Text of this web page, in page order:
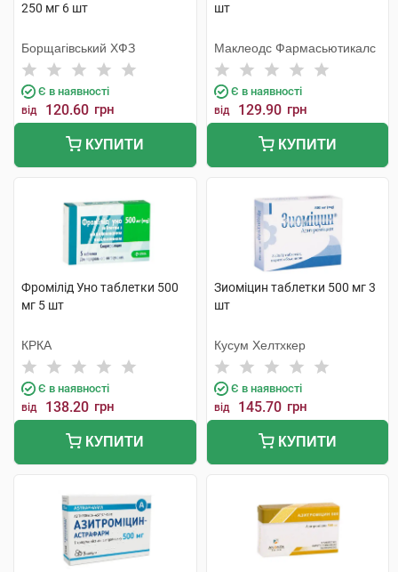
250 мг 6 шт
Борщагівський ХФЗ
Є в наявності
від 120.60 грн
КУПИТИ
шт
Маклеодс Фармасьютикалс
Є в наявності
від 129.90 грн
КУПИТИ
Фромілід Уно таблетки 500
мг 5 шт
КРКА
Є в наявності
від 138.20 грн
КУПИТИ
Зиоміцин таблетки 500 мг 3
шт
Кусум Хелтхкер
Є в наявності
від 145.70 грн
КУПИТИ